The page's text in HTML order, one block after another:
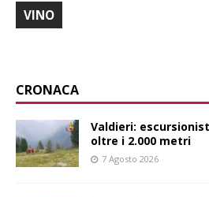
VINO
CRONACA
Valdieri:
oltre i 2.000 metri
7 Agosto 2026